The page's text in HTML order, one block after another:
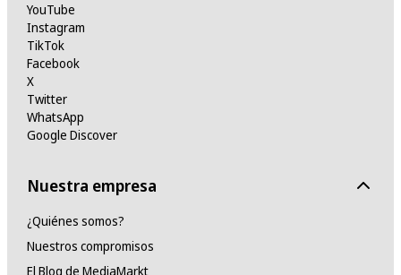
YouTube
Instagram
TikTok
Facebook
X
Twitter
WhatsApp
Google Discover
Nuestra empresa
¿Quiénes somos?
Nuestros compromisos
El Blog de MediaMarkt